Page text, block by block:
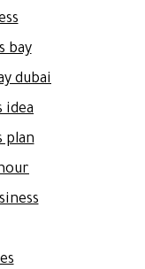
bay
dubai
idea
plan